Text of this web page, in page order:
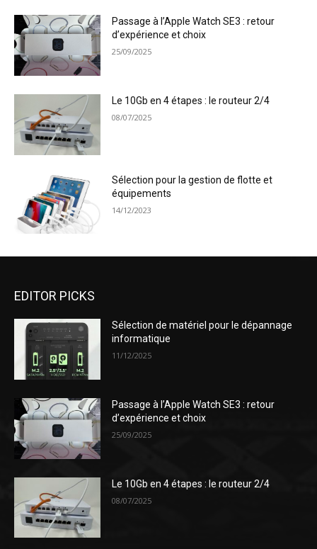
Passage à l’Apple Watch SE3 : retour
d’expérience et choix
25/09/2025
Le 10Gb en 4 étapes : le routeur 2/4
08/07/2025
Sélection pour la gestion de flotte et
équipements
14/12/2023
EDITOR PICKS
Sélection de matériel pour le dépannage
informatique
11/12/2025
Passage à l’Apple Watch SE3 : retour
d’expérience et choix
25/09/2025
Le 10Gb en 4 étapes : le routeur 2/4
08/07/2025